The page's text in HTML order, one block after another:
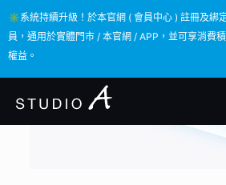
✳️系統持續升級！於本官網 ( 會員中心 ) 註冊及綁
員，通用於實體門市 / 本官網 / APP，並可享消費
權益。
✳️系統持續升級！於本官網 ( 會員中心 ) 註冊及綁
員，通用於實體門市 / 本官網 / APP，並可享消費
權益。